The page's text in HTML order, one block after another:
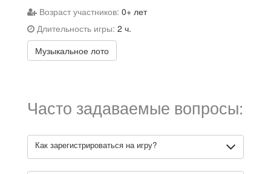
Возраст участников: 0+ лет
Длительность игры: 2 ч.
Музыкальное лото
Часто задаваемые вопросы:
Как зарегистрироваться на игру?